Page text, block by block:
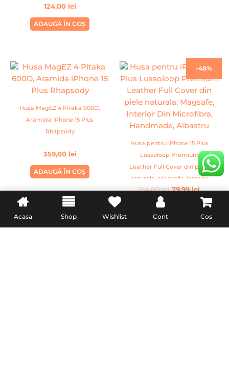
Premium, Handmade,
Negru
124,00 lei
ADAUGĂ ÎN COȘ
Husa MagEZ 4 Pitaka 600D,
Aramida iPhone 15 Plus
Rhapsody
359,00 lei
ADAUGĂ ÎN COȘ
-48%
Husa pentru iPhone 15 Plus
Lussoloop Premium
Leather Full Cover din piele
naturala, Magsafe, Interior
Din Microfibra, Handmade,
Albastru
154,00lei
Prețul
a
fost:
154,00 lei.
79,99lei
Prețul
este:
79,99 lei.
ADAUGĂ ÎN COȘ
Acasa Shop Wishlist Cont Cos